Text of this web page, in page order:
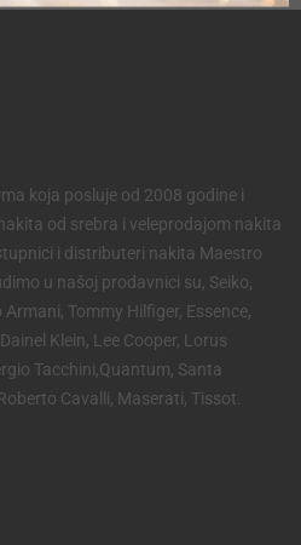
koja posluje od 2008 godine i
od srebra i veleprodajom nakita
i distributeri nakita Maestro
u našoj prodavnici su, Seiko,
Tommy Hilfiger, Essence,
Klein, Lee Cooper, Lorus
Tacchini,Quantum, Santa
Cavalli, Maserati, Tissot.